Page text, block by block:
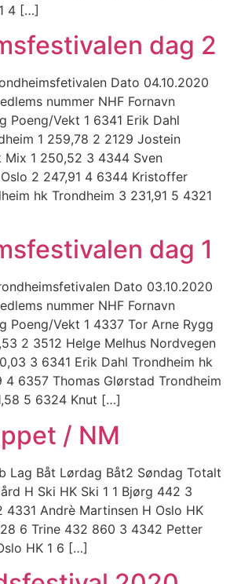
4 […]
dag 2
Dato 04.10.2020
nummer NHF Fornavn
Poeng/Vekt 1 6341 Erik Dahl
1 259,78 2 2129 Jostein
Mix 1 250,52 3 4344 Sven
2 247,91 4 6344 Kristoffer
hk Trondheim 3 231,91 5 4321
dag 1
Dato 03.10.2020
nummer NHF Fornavn
Poeng/Vekt 1 4337 Tor Arne Rygg
2 3512 Helge Melhus Nordvegen
3 6341 Erik Dahl Trondheim hk
4 6357 Thomas Glørstad Trondheim
5 6324 Knut […]
/ NM
Lag Båt Lørdag Båt2 Søndag Totalt
H Ski HK Ski 1 1 Bjørg 442 3
4331 Andrè Martinsen H Oslo HK
6 Trine 432 860 3 4342 Petter
HK 1 6 […]